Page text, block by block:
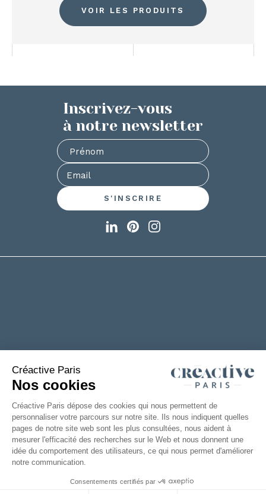
VOIR LES PRODUITS
Inscrivez-vous
à notre newsletter
6 rue de la Chanterie
49124 Saint Barthélémy d'Anjou
TÉLÉCHARGEZ NOTRE CATALOGUE
Mentions
Accessibilité : partiellement